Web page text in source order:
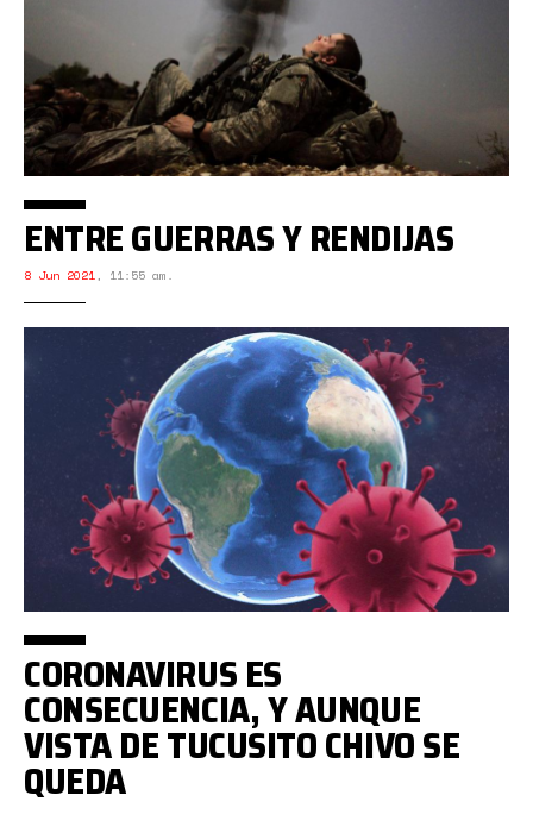
ENTRE GUERRAS Y RENDIJAS
8 Jun 2021, 11:55 am.
CORONAVIRUS ES
CONSECUENCIA, Y AUNQUE
VISTA DE TUCUSITO CHIVO SE
QUEDA